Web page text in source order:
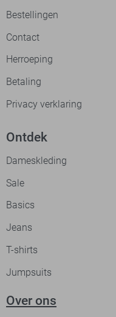
Bestellingen
Contact
Herroeping
Betaling
Privacy verklaring
Ontdek
Dameskleding
Sale
Basics
Jeans
T-shirts
Jumpsuits
Over ons